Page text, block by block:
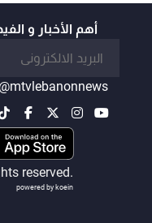
أهم الأخبار و
@mtvlebanonnews
reserved.
powered by koein